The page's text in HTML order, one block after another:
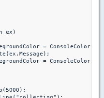
ex)
=
=